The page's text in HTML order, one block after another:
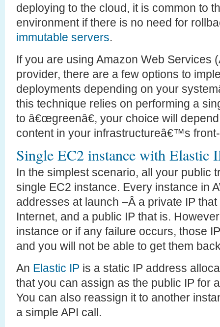
deploying to the cloud, it is common to
environment if there is no need for
immutable servers.
If you are using Amazon Web Services
provider, there are a few options to
deployments depending on your
this technique relies on performing a
to â€œgreenâ€, your choice will
content in your infrastructureâ€™s
Single EC2 instance with Elastic
In the simplest scenario, all your public
single EC2 instance. Every instance in
addresses at launch –Â a private IP
Internet, and a public IP that is.
instance or if any failure occurs, those
and you will not be able to get them
An Elastic IP is a static IP address
that you can assign as the public IP for
You can also reassign it to another
a simple API call.